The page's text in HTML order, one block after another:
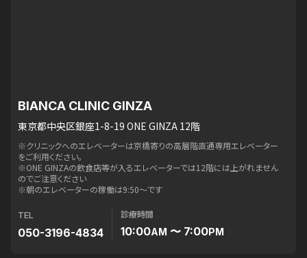
BIANCA CLINIC GINZA
東京都中央区銀座1-8-19 ONE GINZA 12階
※クリニックへのエレベーターは京橋寄りの高層階直通専用エレベーター
をご利用ください。
※ONE GINZAの飲食店等が入るエレベーターでは12階には上がれません
のでご注意ください
※朝のエレベーターの稼働は9:50〜です
TEL
050-3196-4834
診療時間
10:00AM 〜 7:00PM